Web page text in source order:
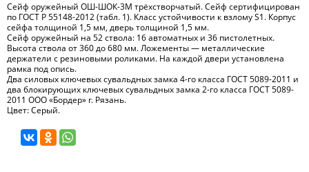
Сейф оружейный ОШ-ШОК-3М трёхстворчатый. Сейф сертифицирован
по ГОСТ Р 55148-2012 (табл. 1). Класс устойчивости к взлому S1. Корпус
сейфа толщиной 1,5 мм, дверь толщиной 1,5 мм.
Сейф оружейный на 52 ствола: 16 автоматных и 36 пистолетных.
Высота ствола от 360 до 680 мм. Ложементы — металлические
держатели с резиновыми роликами. На каждой двери установлена
рамка под опись.
Два силовых ключевых сувальдных замка 4-го класса ГОСТ 5089-2011 и
два блокирующих ключевых сувальдных замка 2-го класса ГОСТ 5089-
2011 ООО «Бордер» г. Рязань.
Цвет: Серый.